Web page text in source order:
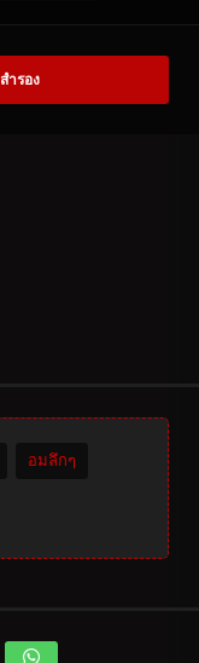
สำรอง
อมลึกๆ